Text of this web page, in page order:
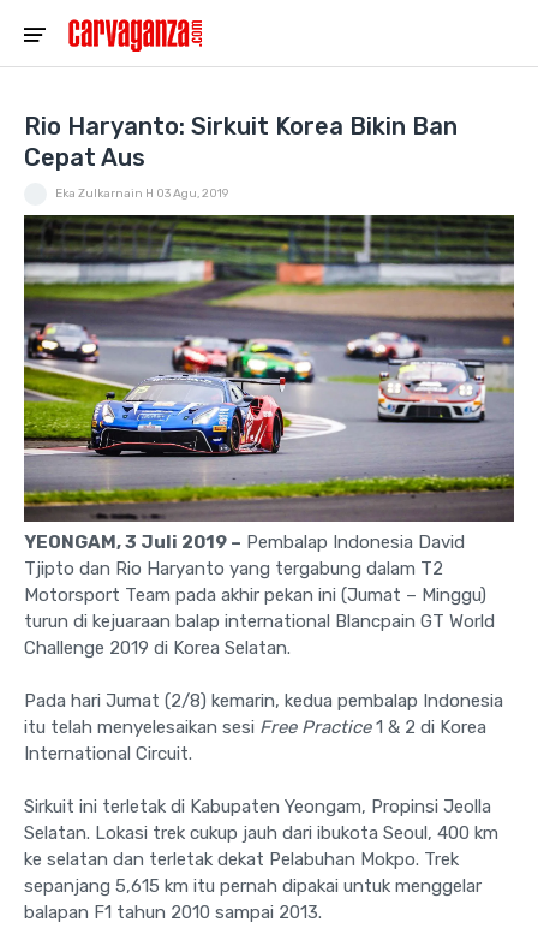
Rio Haryanto: Sirkuit Korea Bikin Ban
Cepat Aus
Eka Zulkarnain H 03 Agu, 2019
YEONGAM, 3 Juli 2019 – Pembalap Indonesia David
Tjipto dan Rio Haryanto yang tergabung dalam T2
Motorsport Team pada akhir pekan ini (Jumat – Minggu)
turun di kejuaraan balap international Blancpain GT World
Challenge 2019 di Korea Selatan.
Pada hari Jumat (2/8) kemarin, kedua pembalap Indonesia
itu telah menyelesaikan sesi Free Practice1 & 2 di Korea
International Circuit.
Sirkuit ini terletak di Kabupaten Yeongam, Propinsi Jeolla
Selatan. Lokasi trek cukup jauh dari ibukota Seoul, 400 km
ke selatan dan terletak dekat Pelabuhan Mokpo. Trek
sepanjang 5,615 km itu pernah dipakai untuk menggelar
balapan F1 tahun 2010 sampai 2013.